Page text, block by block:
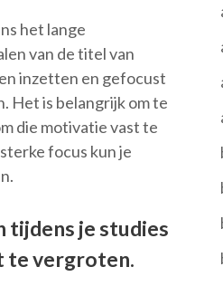
het lange
van de titel van
inzetten en gefocust
Het is belangrijk om te
die motivatie vast te
focus kun je
tijdens je studies
te vergroten.